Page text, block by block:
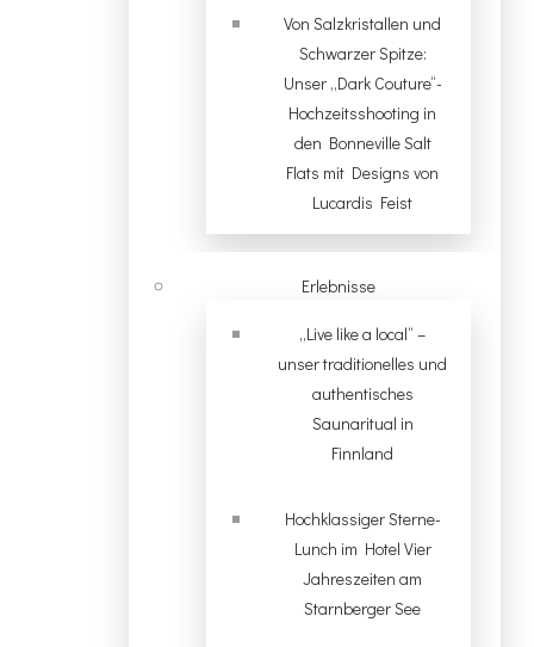
Von Salzkristallen und
Schwarzer Spitze:
Unser „Dark Couture“-
Hochzeitsshooting in
den Bonneville Salt
Flats mit Designs von
Lucardis Feist
Erlebnisse
„Live like a local“ –
unser traditionelles und
authentisches
Saunaritual in
Finnland
Hochklassiger Sterne-
Lunch im Hotel Vier
Jahreszeiten am
Starnberger See